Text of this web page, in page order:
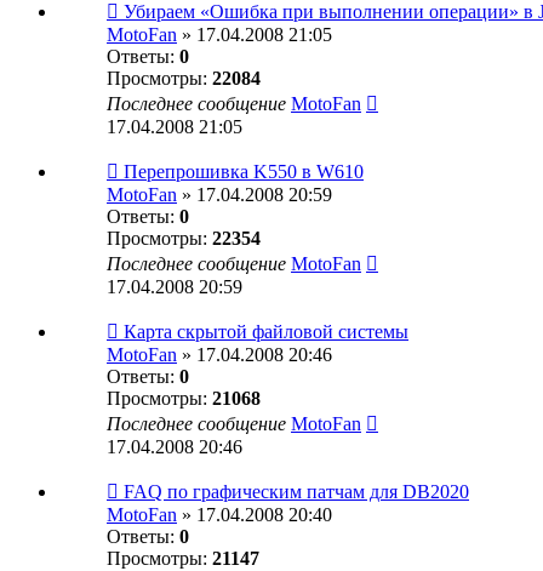
Убираем «Ошибка при выполнении операции» в
MotoFan » 17.04.2008 21:05
Ответы: 0
Просмотры: 22084
Последнее сообщение MotoFan
17.04.2008 21:05
Перепрошивка K550 в W610
MotoFan » 17.04.2008 20:59
Ответы: 0
Просмотры: 22354
Последнее сообщение MotoFan
17.04.2008 20:59
Карта скрытой файловой системы
MotoFan » 17.04.2008 20:46
Ответы: 0
Просмотры: 21068
Последнее сообщение MotoFan
17.04.2008 20:46
FAQ по графическим патчам для DB2020
MotoFan » 17.04.2008 20:40
Ответы: 0
Просмотры: 21147